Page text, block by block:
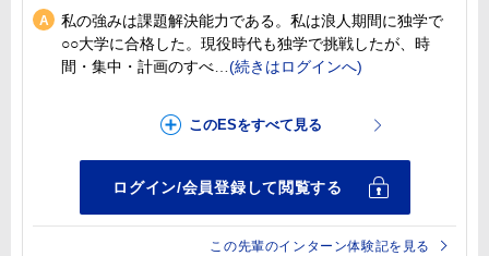
私の強みは課題解決能力である。私は浪人期間に独学で
○○大学に合格した。現役時代も独学で挑戦したが、時
間・集中・計画のすべ
この先輩のインターン体験記を見る